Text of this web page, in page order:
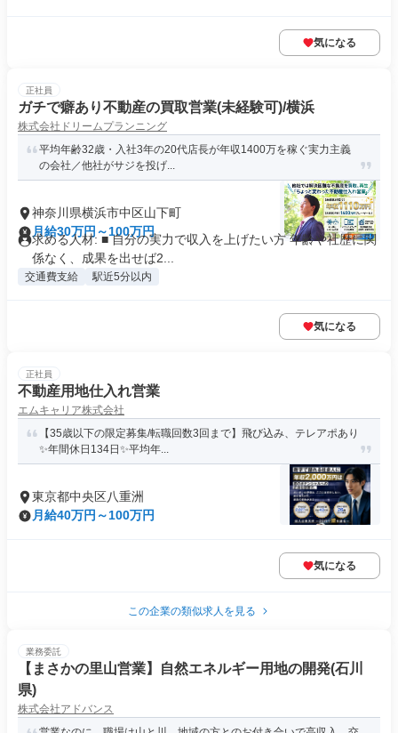
気になる
正社員
ガチで癖あり不動産の買取営業(未経験可)/横浜
株式会社ドリームプランニング
平均年齢32歳・入社3年の20代店長が年収1400万を稼ぐ実力主義
の会社／他社がサジを投げ...
神奈川県横浜市中区山下町
月給30万円～100万円
求める人材: ■ 自分の実力で収入を上げたい方 年齢や社歴に関
係なく、成果を出せば2...
交通費支給 駅近5分以内
気になる
正社員
不動産用地仕入れ営業
エムキャリア株式会社
【35歳以下の限定募集/転職回数3回まで】飛び込み、テレアポあり
✨年間休日134日✨平均年...
東京都中央区八重洲
月給40万円～100万円
気になる
この企業の類似求人を見る
業務委託
【まさかの里山営業】自然エネルギー用地の開発(石川
県)
株式会社アドバンス